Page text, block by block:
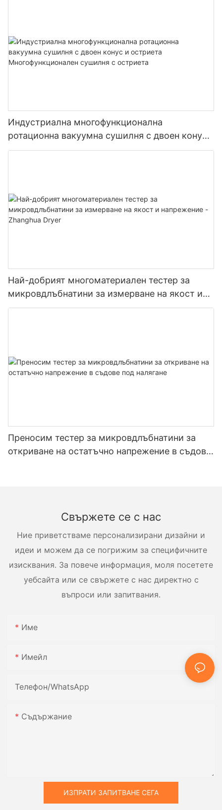
Индустриална многофункционална
ротационна вакуумна сушилня с двоен конус
и остриета Многофункционален сушилня с
Най-добрият многоматериален тестер за
микровдлъбнатини за измерване на якост и
напрежение - Zhanghua Dryer
Преносим тестер за микровдлъбнатини за
откриване на остатъчно напрежение в съдове
Свържете се с нас
Ние приветстваме персонализирани дизайни и
идеи и можем да се погрижим за специфичните
изисквания. За повече информация, моля посетете
уебсайта или се свържете с нас директно с
въпроси или запитвания.
Име
Имейл
Телефон/WhatsApp
Съдържание
ИЗПРАТИ ЗАПИТВАНЕ СЕГА